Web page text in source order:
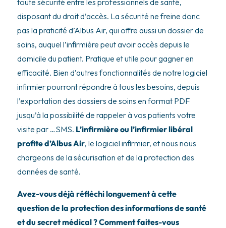
toute sécurité entre les professionnels de santé,
disposant du droit d’accès. La sécurité ne freine donc
pas la praticité d’Albus Air, qui offre aussi un dossier de
soins, auquel l’infirmière peut avoir accès depuis le
domicile du patient. Pratique et utile pour gagner en
efficacité. Bien d’autres fonctionnalités de notre logiciel
infirmier pourront répondre à tous les besoins, depuis
l’exportation des dossiers de soins en format PDF
jusqu’à la possibilité de rappeler à vos patients votre
visite par …SMS. L’infirmière ou l’infirmier libéral
profite d’Albus Air, le logiciel infirmier, et nous nous
chargeons de la sécurisation et de la protection des
données de santé.
Avez-vous déjà réfléchi longuement à cette
question de la protection des informations de santé
et du secret médical ? Comment faites-vous